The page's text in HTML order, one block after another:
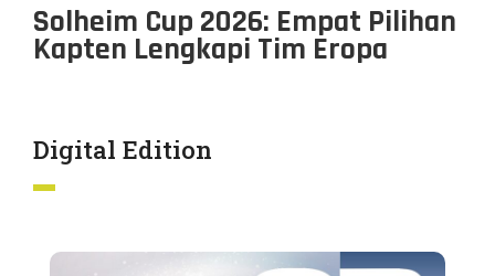
Solheim Cup 2026: Empat Pilihan
Kapten Lengkapi Tim Eropa
Digital Edition